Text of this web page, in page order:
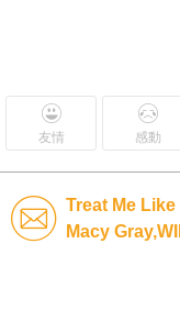
友情 感動
Treat Me
Macy